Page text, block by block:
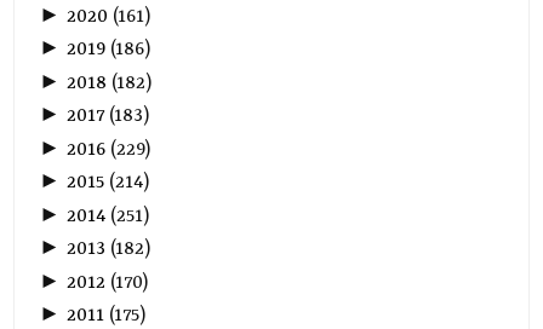
► 2020 (161)
►2019 (186)
► 2018 (182)
►2017(183)
► 2016 (229)
►2015 (214)
► 2014 (251)
►2013 (182)
► 2012 (170)
►2011 (175)